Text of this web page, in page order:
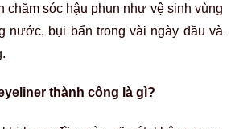
chăm sóc hậu phun như vệ sinh vùng
nước, bụi bẩn trong vài ngày đầu và
thành công là gì?